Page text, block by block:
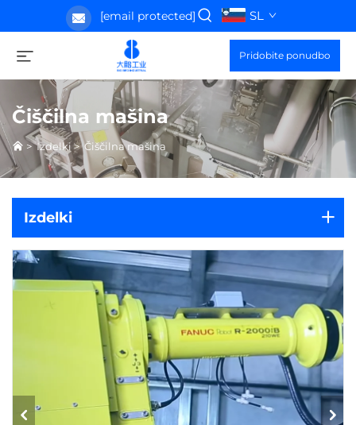
[email protected] SL
Pridobite ponudbo
Čiščilna mašina
>Izdelki>Čiščilna mašina
Izdelki